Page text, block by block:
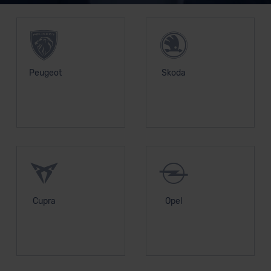
Standarddatenschutzklauseln (Art. 46 Abs. 2 lit. c
DSGVO) oder wenn Sie hierzu Ihre Einwilligung freiwillig
erteilen. Nähere Informationen zu den bestehenden
Datenschutzklauseln können Sie über den Kontakt zu
Peugeot Skoda
Cupra Opel